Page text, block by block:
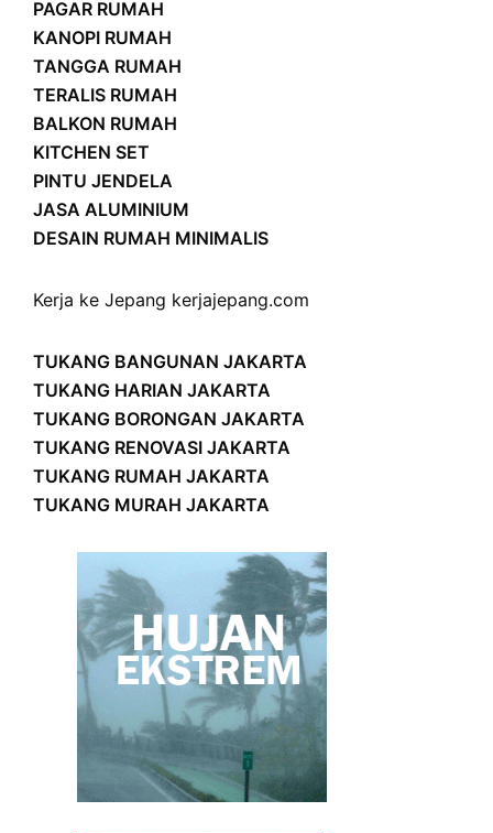
PAGAR RUMAH
KANOPI RUMAH
TANGGA RUMAH
TERALIS RUMAH
BALKON RUMAH
KITCHEN SET
PINTU JENDELA
JASA ALUMINIUM
DESAIN RUMAH MINIMALIS
Kerja ke Jepang kerjajepang.com
TUKANG BANGUNAN JAKARTA
TUKANG HARIAN JAKARTA
TUKANG BORONGAN JAKARTA
TUKANG RENOVASI JAKARTA
TUKANG RUMAH JAKARTA
TUKANG MURAH JAKARTA